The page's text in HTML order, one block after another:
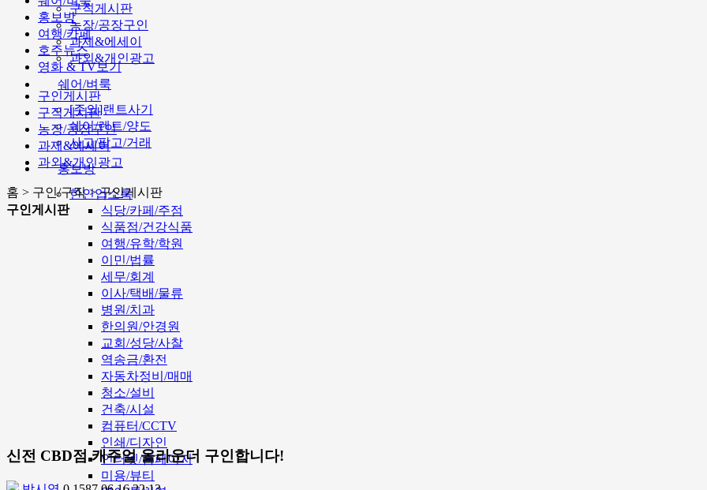
구직게시판
농장/공장구인
과제&에세이
과외&개인광고
쉐어/벼룩
[주의]랜트사기
쉐어/렌트/양도
사고/팔고/거래
홍보방
한인업소록
식당/카페/주점
식품점/건강식품
여행/유학/학원
이민/법률
세무/회계
이사/택배/물류
병원/치과
한의원/안경원
교회/성당/사찰
역송금/환전
자동차정비/매매
청소/설비
건축/시설
컴퓨터/CCTV
인쇄/디자인
인터넷/홈페이지
미용/뷰티
홍보방
여행/카페
호주뉴스
영화 & TV보기
구인게시판
구직게시판
농장/공장구인
과제&에세이
과외&개인광고
홈 > 구인/구직 > 구인게시판
구인게시판
신전 CBD점 캐주얼 올라운더 구인합니다!